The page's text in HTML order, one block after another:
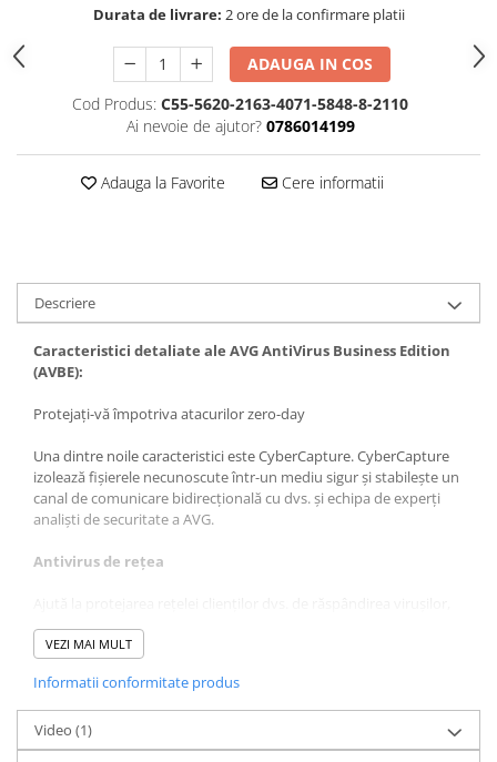
Durata de livrare: 2 ore de la confirmare platii
ADAUGA IN COS
Cod Produs: C55-5620-2163-4071-5848-8-2110
Ai nevoie de ajutor? 0786014199
Adauga la Favorite Cere informatii
Descriere
Caracteristici detaliate ale AVG AntiVirus Business Edition
(AVBE):
Protejați-vă împotriva atacurilor zero-day
Una dintre noile caracteristici este CyberCapture. CyberCapture
izolează fișierele necunoscute într-un mediu sigur și stabilește un
canal de comunicare bidirecțională cu dvs. și echipa de experți
analiști de securitate a AVG.
Antivirus de rețea
viermilor sau troienilor
Funcționează în fundal și oferă protecție continuă prin scanarea
fișierelor de sistem și ajută la detectarea, eliminarea și prevenirea
răspândirii virușilor, viermilor sau troienilor.
VEZI MAI MULT
Informatii conformitate produs
Video (1)